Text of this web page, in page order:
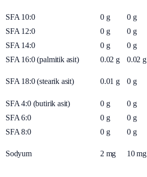
SFA 10:0 0 g 0 g
SFA 12:0
0 g 0 g
SFA 14:0
0 g 0 g
SFA 16:0 (palmitik asit)
0.02 g 0.02 g
SFA 18:0 (stearik asit) 0.01 g 0 g
SFA 4:0 (butirik asit) 0 g 0 g
SFA 6:0
0 g 0 g
SFA 8:0
0 g 0 g
Sodyum 2 mg 10 mg